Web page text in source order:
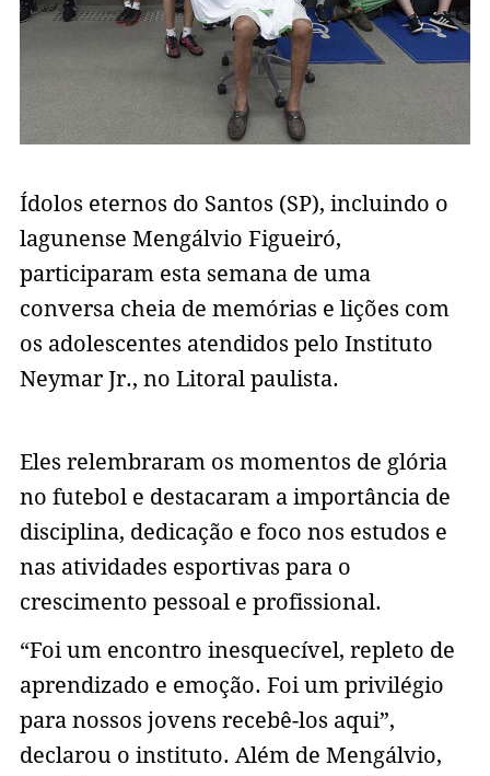
Ídolos eternos do Santos (SP), incluindo o
lagunense Mengálvio Figueiró,
participaram esta semana de uma
conversa cheia de memórias e lições com
os adolescentes atendidos pelo Instituto
Neymar Jr., no Litoral paulista.
Eles relembraram os momentos de glória
no futebol e destacaram a importância de
disciplina, dedicação e foco nos estudos e
nas atividades esportivas para o
crescimento pessoal e profissional.
“Foi um encontro inesquecível, repleto de
aprendizado e emoção. Foi um privilégio
para nossos jovens recebê-los aqui”,
declarou o instituto. Além de Mengálvio,